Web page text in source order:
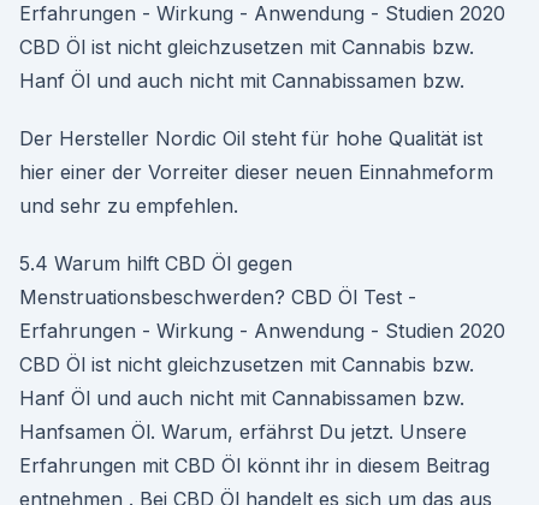
Erfahrungen - Wirkung - Anwendung - Studien 2020
CBD Öl ist nicht gleichzusetzen mit Cannabis bzw.
Hanf Öl und auch nicht mit Cannabissamen bzw.
Der Hersteller Nordic Oil steht für hohe Qualität ist
hier einer der Vorreiter dieser neuen Einnahmeform
und sehr zu empfehlen.
5.4 Warum hilft CBD Öl gegen
Menstruationsbeschwerden? CBD Öl Test -
Erfahrungen - Wirkung - Anwendung - Studien 2020
CBD Öl ist nicht gleichzusetzen mit Cannabis bzw.
Hanf Öl und auch nicht mit Cannabissamen bzw.
Hanfsamen Öl. Warum, erfährst Du jetzt. Unsere
Erfahrungen mit CBD Öl könnt ihr in diesem Beitrag
entnehmen . Bei CBD Öl handelt es sich um das aus